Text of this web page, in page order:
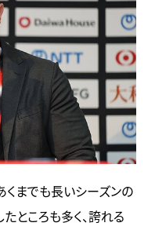
くまでも長いシーズンの
ところも多く、誇れる